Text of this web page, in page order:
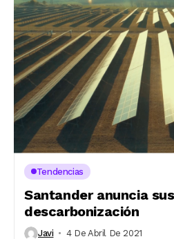
Tendencias
Santander anuncia
descarbonización
Javi 4 De Abril De 2021